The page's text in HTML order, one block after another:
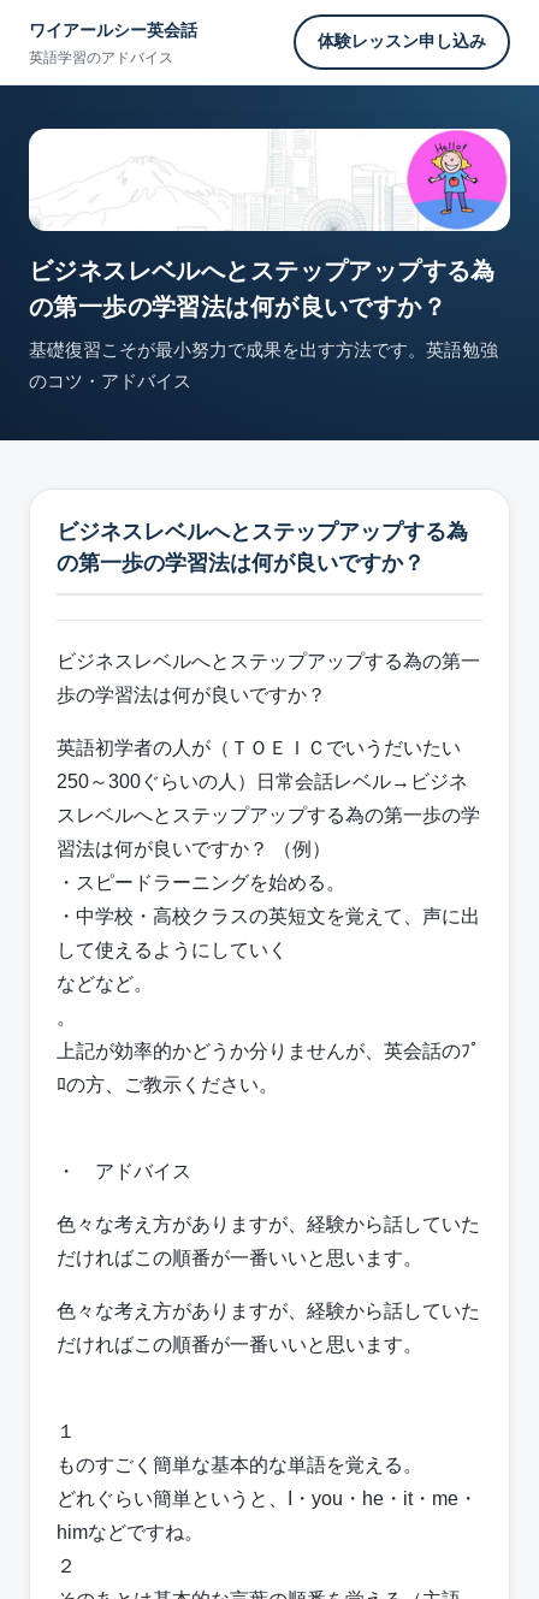
ワイアールシー英会話
英語学習のアドバイス
体験レッスン申し込み
ビジネスレベルへとステップアップする為
の第一歩の学習法は何が良いですか？
基礎復習こそが最小努力で成果を出す方法です。英語勉強
のコツ・アドバイス
ビジネスレベルへとステップアップする為
の第一歩の学習法は何が良いですか？
ビジネスレベルへとステップアップする為の第一
歩の学習法は何が良いですか？
英語初学者の人が（ＴＯＥＩＣでいうだいたい
250～300ぐらいの人）日常会話レベル→ビジネ
スレベルへとステップアップする為の第一歩の学
習法は何が良いですか？ （例）
・スピードラーニングを始める。
・中学校・高校クラスの英短文を覚えて、声に出
して使えるようにしていく
などなど。
。
上記が効率的かどうか分りませんが、英会話のﾌﾟ
ﾛの方、ご教示ください。
・ アドバイス
色々な考え方がありますが、経験から話していた
だければこの順番が一番いいと思います。
色々な考え方がありますが、経験から話していた
だければこの順番が一番いいと思います。
１
ものすごく簡単な基本的な単語を覚える。
どれぐらい簡単というと、I・you・he・it・me・
himなどですね。
２